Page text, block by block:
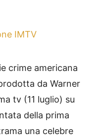
IMTV
crime americana
da Warner
tv (11 luglio) su
della prima
una celebre